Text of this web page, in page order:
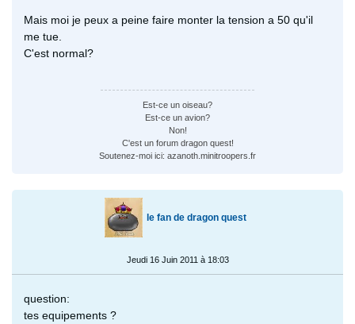
Mais moi je peux a peine faire monter la tension a 50 qu'il
me tue.
C'est normal?
Est-ce un oiseau?
Est-ce un avion?
Non!
C'est un forum dragon quest!
Soutenez-moi ici: azanoth.minitroopers.fr
le fan de dragon quest
Jeudi 16 Juin 2011 à 18:03
question:
tes equipements ?